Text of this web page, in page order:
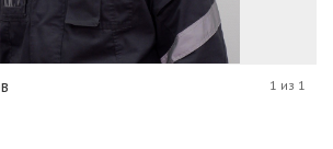
1 из 1